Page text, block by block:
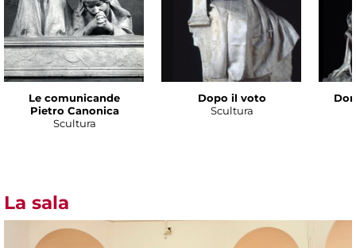
Le comunicande
Pietro Canonica
Scultura
Dopo il voto
Scultura
La sala